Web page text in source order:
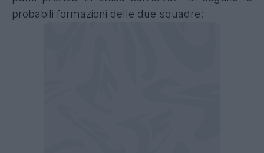
probabili formazioni delle due squadre: